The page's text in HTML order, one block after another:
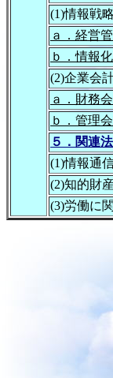
(1)情報戦略
ａ．経営
ｂ．情報
(2)企業会
ａ．財務
ｂ．管理
５．関連
(1)情報通
(2)知的財
(3)労働に